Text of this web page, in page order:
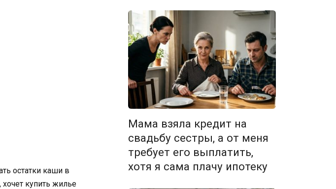
остатки каши в
купить жилье
Мама взяла кредит на
свадьбу сестры, а от меня
требует его выплатить,
хотя я сама плачу ипотеку